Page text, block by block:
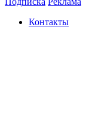
Контакты